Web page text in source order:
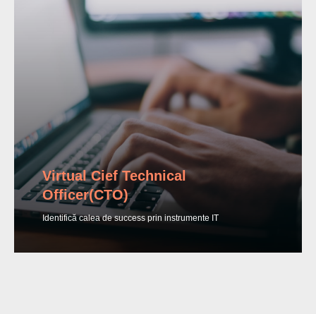
Virtual Cief Technical
Officer(CTO)
Identifică calea de success prin instrumente IT